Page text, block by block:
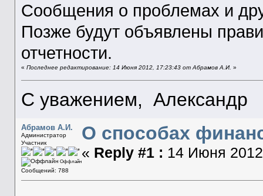
Сообщения о проблемах и
Позже будут объявлены
отчетности.
« Последнее редактирование: 14 Июня 2012, 17:23:43 от Абрамов А.И. »
С уважением, Александр
Абрамов А.И.
Администратор
Участник
Оффлайн
Сообщений: 788
О способах
« Reply #1 : 14 Июня